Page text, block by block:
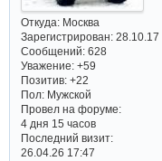
Откуда:Москва
Зарегистрирован: 28.10.17
Сообщений:628
Уважение: +59
Позитив: +22
Пол:Мужской
Провел на форуме:
4 дня 15 часов
Последний визит:
26.04.26 17:47